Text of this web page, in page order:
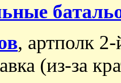
, артполк
(из-за